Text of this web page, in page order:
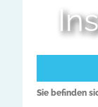
Sie befinden